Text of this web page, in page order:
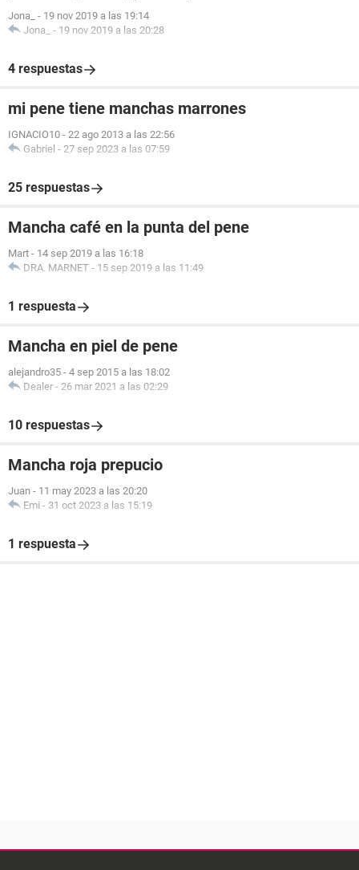
Jona_ - 19 nov 2019 a las 19:14
Jona_
- 19 nov 2019 a las 20:28
4 respuestas
mi pene tiene manchas marrones
IGNACIO10 - 22 ago 2013 a las 22:56
Gabriel - 27 sep 2023 a las 07:59
25 respuestas
Mancha café en la punta del pene
Mart - 14 sep 2019 a las 16:18
DRA. MARNET - 15 sep 2019 a las 11:49
1 respuesta
Mancha en piel de pene
alejandro35 - 4 sep 2015 a las 18:02
Dealer - 26 mar 2021 a las 02:29
10 respuestas
Mancha roja prepucio
Juan - 11 may 2023 a las 20:20
Emi - 31 oct 2023 a las 15:19
1 respuesta